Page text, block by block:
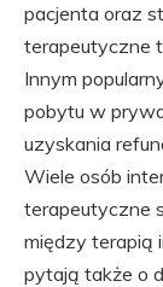
pacjenta oraz
terapeutyczne
Innym
pobytu w
uzyskania
Wiele osób
terapeutyczne
między terapią
pytają także o